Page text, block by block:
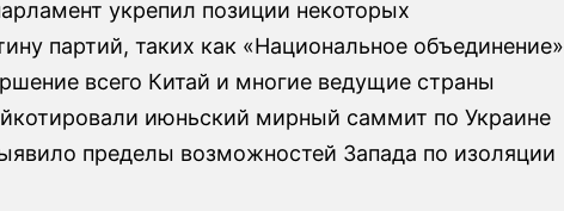
укрепил позиции некоторых
партий, таких как «Национальное объединение»
всего Китай и многие ведущие страны
июньский мирный саммит по Украине
пределы возможностей Запада по изоляции